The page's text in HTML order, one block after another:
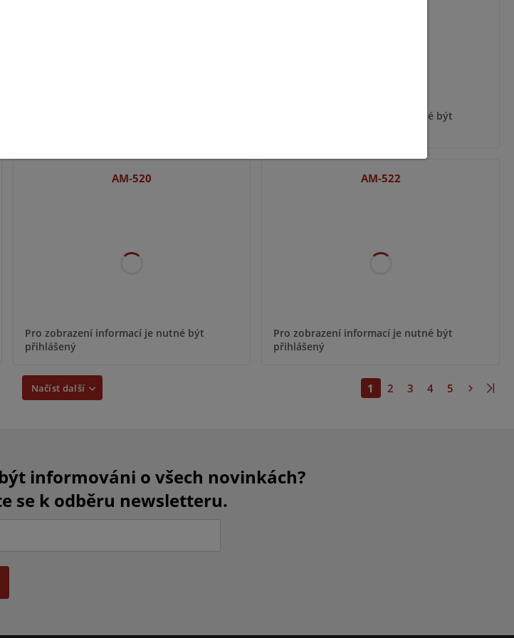
Pro zobrazení informací je nutné být
AM-520
Pro zobrazení informací je nutné být
přihlášený
AM-522
Pro zobrazení informací je nutné být
přihlášený
Načíst další 1 2 3 4 5
informováni o všech novinkách?
se k odběru newsletteru.